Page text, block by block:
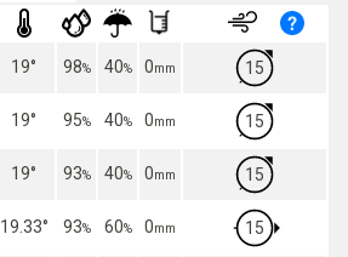
19° 98% 40% 0mm 15
19° 95% 40% 0mm 15
19° 93% 40% 0mm 15
19.33° 93% 60% 0mm 15